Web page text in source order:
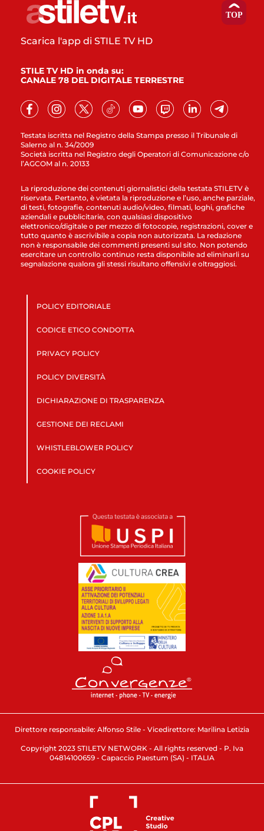
Testata iscritta nel Registro della Stampa presso il Tribunale di
Salerno al n. 34/2009
Società iscritta nel Registro degli Operatori di Comunicazione c/o
l’AGCOM al n. 20133
Scarica l'app di STILE TV HD
STILE TV HD in onda su:
CANALE 78 DEL DIGITALE TERRESTRE
La riproduzione dei contenuti giornalistici della testata STILETV è
riservata. Pertanto, è vietata la riproduzione e l’uso, anche parziale,
di testi, fotografie, contenuti audio/video, filmati, loghi, grafiche
aziendali e pubblicitarie, con qualsiasi dispositivo
elettronico/digitale o per mezzo di fotocopie, registrazioni, cover e
tutto quanto è ascrivibile a copia non autorizzata. La redazione
non è responsabile dei commenti presenti sul sito. Non potendo
esercitare un controllo continuo resta disponibile ad eliminarli su
segnalazione qualora gli stessi risultano offensivi e oltraggiosi.
POLICY EDITORIALE
CODICE ETICO CONDOTTA
PRIVACY POLICY
POLICY DIVERSITÀ
DICHIARAZIONE DI TRASPARENZA
GESTIONE DEI RECLAMI
WHISTLEBLOWER POLICY
COOKIE POLICY
Direttore responsabile: Alfonso Stile - Vicedirettore: Marilina Letizia
Copyright 2023 STILETV NETWORK - All rights reserved - P. Iva
04814100659 - Capaccio Paestum (SA) - ITALIA